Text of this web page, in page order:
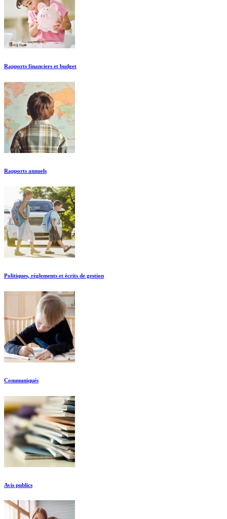
Rapports financiers et budget
Rapports annuels
Politiques, règlements et écrits de gestion
Communiqués
Avis publics